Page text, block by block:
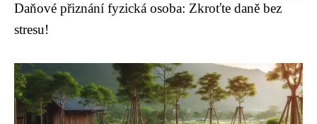
Daňové přiznání fyzická osoba: Zkroťte daně bez
stresu!